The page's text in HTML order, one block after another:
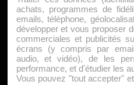
Qui
Mentions
Politique
achats, programmes de
emails, téléphone,
développer et vous proposer
commerciales et publicités
écrans (y compris par
audio, et vidéo), de les
performance, et d'étudier les
Vous pouvez "tout accepter"